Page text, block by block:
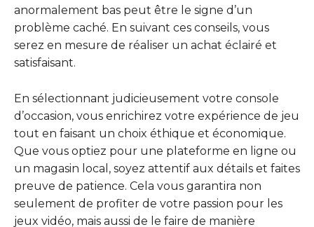
anormalement bas peut être le signe d’un
problème caché. En suivant ces conseils, vous
serez en mesure de réaliser un achat éclairé et
satisfaisant.
En sélectionnant judicieusement votre console
d’occasion, vous enrichirez votre expérience de jeu
tout en faisant un choix éthique et économique.
Que vous optiez pour une plateforme en ligne ou
un magasin local, soyez attentif aux détails et faites
preuve de patience. Cela vous garantira non
seulement de profiter de votre passion pour les
jeux vidéo, mais aussi de le faire de manière